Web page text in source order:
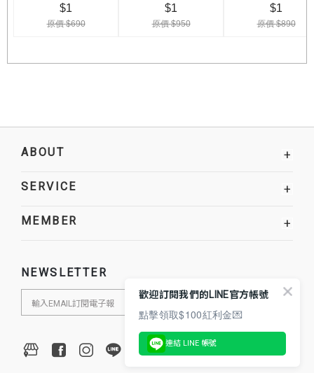
ABOUT +
SERVICE +
MEMBER +
NEWSLETTER
歡迎訂閱我們的LINE官方帳號
點擊領取$100紅利金💌
連結 LINE 帳號